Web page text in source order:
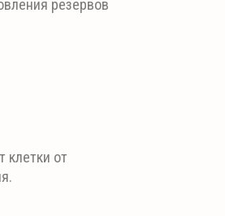
резервов
клетки от